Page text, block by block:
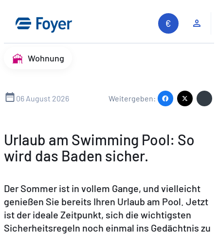
Inhalt
springen
Auf unserer Website suchen
Wohnung
06 August 2026 Weitergeben:
Urlaub am Swimming Pool: So
wird das Baden sicher.
Der Sommer ist in vollem Gange, und vielleicht
genießen Sie bereits Ihren Urlaub am Pool. Jetzt
ist der ideale Zeitpunkt, sich die wichtigsten
Sicherheitsregeln noch einmal ins Gedächtnis zu